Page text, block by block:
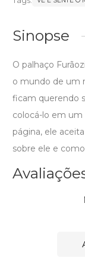
Sinopse
O palhaço
o mundo de um
ficam querendo
colocá-lo em
página, ele
sobre ele e